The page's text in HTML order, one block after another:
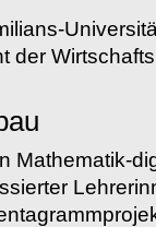
der
Mathematik-